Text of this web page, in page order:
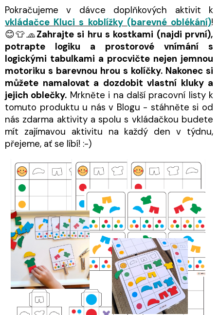
Pokračujeme v dávce doplňkových aktivit k
vkládačce Kluci s koblížky (barevné oblékání)!
😊👕🧢Zahrajte si hru s kostkami (najdi první),
potrapte logiku a prostorové vnímání s
logickými tabulkami a procvičte nejen jemnou
motoriku s barevnou hrou s kolíčky. Nakonec si
můžete namalovat a dozdobit vlastní kluky a
jejich oblečky. Mrkněte i na další pracovní listy k
tomuto produktu u nás v Blogu - stáhněte si od
nás zdarma aktivity a spolu s vkládačkou budete
mít zajímavou aktivitu na každý den v týdnu,
přejeme, ať se líbí! :-)